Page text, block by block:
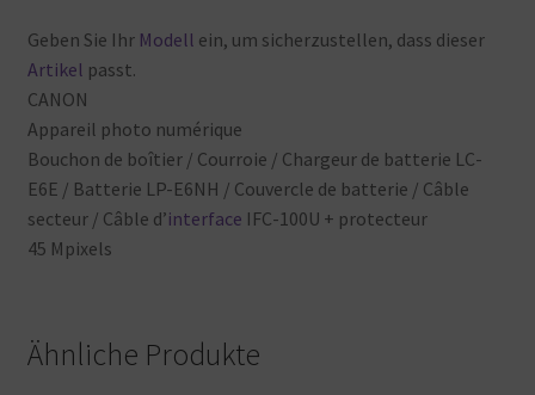
Geben Sie IhrModell ein, um sicherzustellen, dass dieser
Artikel passt.
CANON
Appareil photo numérique
Bouchon de boîtier / Courroie / Chargeur de batterie LC-
E6E / Batterie LP-E6NH / Couvercle de batterie / Câble
secteur / Câble d’interface IFC-100U + protecteur
45 Mpixels
Ähnliche Produkte